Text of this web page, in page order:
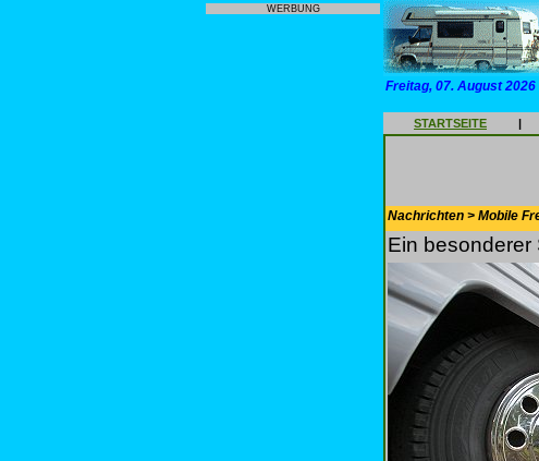
WERBUNG
Freitag, 07. August 2026
STARTSEITE |
Nachrichten > Mobile
Ein besonderer